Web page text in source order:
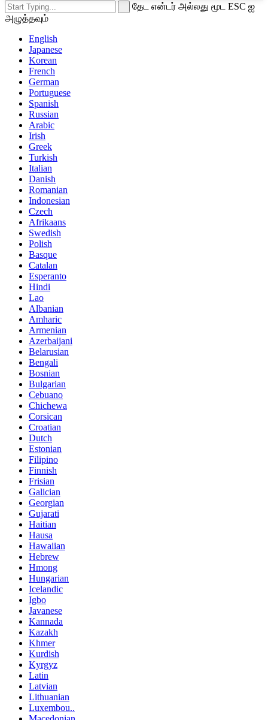
தேட என்டர் அல்லது மூட ESC ஐ
அழுத்தவும்
English
Japanese
Korean
French
German
Portuguese
Spanish
Russian
Arabic
Irish
Greek
Turkish
Italian
Danish
Romanian
Indonesian
Czech
Afrikaans
Swedish
Polish
Basque
Catalan
Esperanto
Hindi
Lao
Albanian
Amharic
Armenian
Azerbaijani
Belarusian
Bengali
Bosnian
Bulgarian
Cebuano
Chichewa
Corsican
Croatian
Dutch
Estonian
Filipino
Finnish
Frisian
Galician
Georgian
Gujarati
Haitian
Hausa
Hawaiian
Hebrew
Hmong
Hungarian
Icelandic
Igbo
Javanese
Kannada
Kazakh
Khmer
Kurdish
Kyrgyz
Latin
Latvian
Lithuanian
Luxembou..